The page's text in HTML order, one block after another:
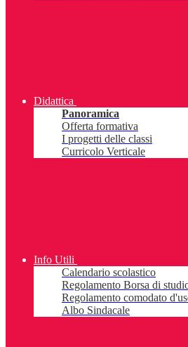
Didattica
Panoramica
Offerta formativa
I progetti delle classi
Curricolo Verticale
Info Utili
Calendario scolastico
Regolamento Borsa di
Regolamento comodato
Albo Sindacale